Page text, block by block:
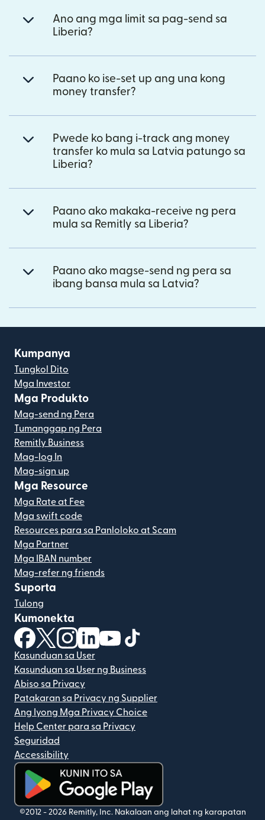
Ano ang mga limit sa pag-send sa
Liberia?
Paano ko ise-set up ang una kong
money transfer?
Pwede ko bang i-track ang money
transfer ko mula sa Latvia patungo sa
Liberia?
Paano ako makaka-receive ng pera
mula sa Remitly sa Liberia?
Paano ako magse-send ng pera sa
ibang bansa mula sa Latvia?
Kumpanya
Tungkol Dito
Mga Investor
Mga Produkto
Mag-send ng Pera
Tumanggap ng Pera
Remitly Business
Mag-log In
Mag-sign up
Mga Resource
Mga Rate at Fee
Mga swift code
Resources para sa Panloloko at Scam
Mga Partner
Mga IBAN number
Mag-refer ng friends
Suporta
Tulong
Kumonekta
(bubukas sa bagong window)
(bubukas sa bagong window)
(bubukas sa bagong window)
(bubukas sa bagong window)
(bubukas sa bagong window)
Kasunduan sa User
Kasunduan sa User ng Business
Abiso sa Privacy
Patakaran sa Privacy ng Supplier
Ang Iyong Mga Privacy Choice
Help Center para sa Privacy
Seguridad
Accessibility
(bubukas sa bagong window)
©2012 - 2026 Remitly, Inc. Nakalaan ang lahat ng karapatan